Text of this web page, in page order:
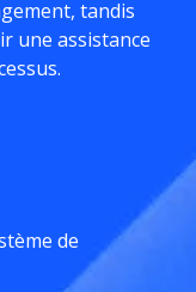
tandis
une assistance
de